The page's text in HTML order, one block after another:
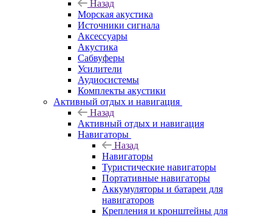
Назад
Морская акустика
Источники сигнала
Аксессуары
Акустика
Сабвуферы
Усилители
Аудиосистемы
Комплекты акустики
Активный отдых и навигация
Назад
Активный отдых и навигация
Навигаторы
Назад
Навигаторы
Туристические навигаторы
Портативные навигаторы
Аккумуляторы и батареи для
навигаторов
Крепления и кронштейны для